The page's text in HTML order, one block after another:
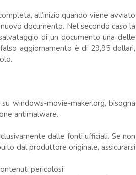
all’inizio quando viene avviato
documento. Nel secondo caso la
di un documento una delle
aggiornamento è di 29,95 dollari,
windows-movie-maker.org, bisogna
antimalware.
dalle fonti ufficiali. Se non
dal produttore originale, assicurarsi
pericolosi.